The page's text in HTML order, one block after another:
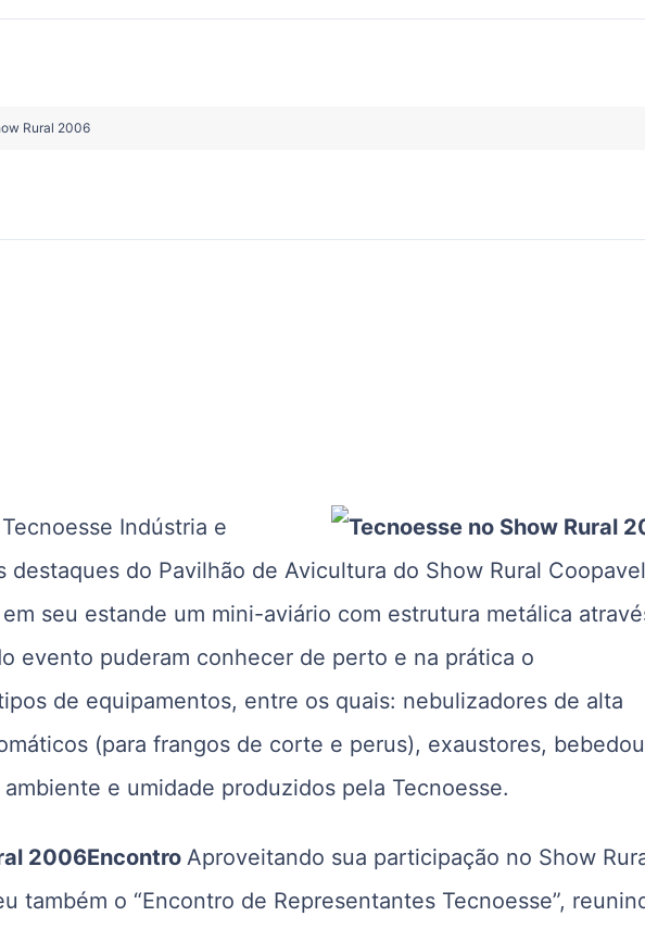
Rural 2006
Indústria e
destaques do Pavilhão de Avicultura do Show Rural Coopavel
seu estande um mini-aviário com estrutura metálica
evento puderam conhecer de perto e na prática o
de equipamentos, entre os quais: nebulizadores de alta
(para frangos de corte e perus), exaustores,
e umidade produzidos pela Tecnoesse.
Encontro Aproveitando sua participação no Show
também o “Encontro de Representantes Tecnoesse”,